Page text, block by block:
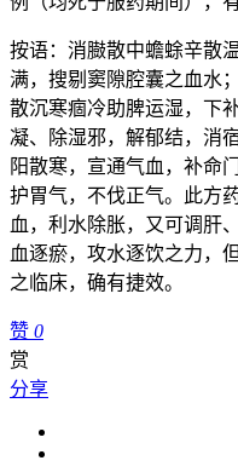
按语：消臌散中蟾蜍辛散
满，搜剔窦隙腔囊之血水
散沉寒痼冷助脾运湿，下
凝、除湿邪，解郁结，消
阳散寒，宣通气血，补命
护胃气，不伐正气。此方
血，利水除胀，又可调肝
血逐瘀，攻水逐饮之力，
之临床，确有捷效。
赞 0
赏
分享